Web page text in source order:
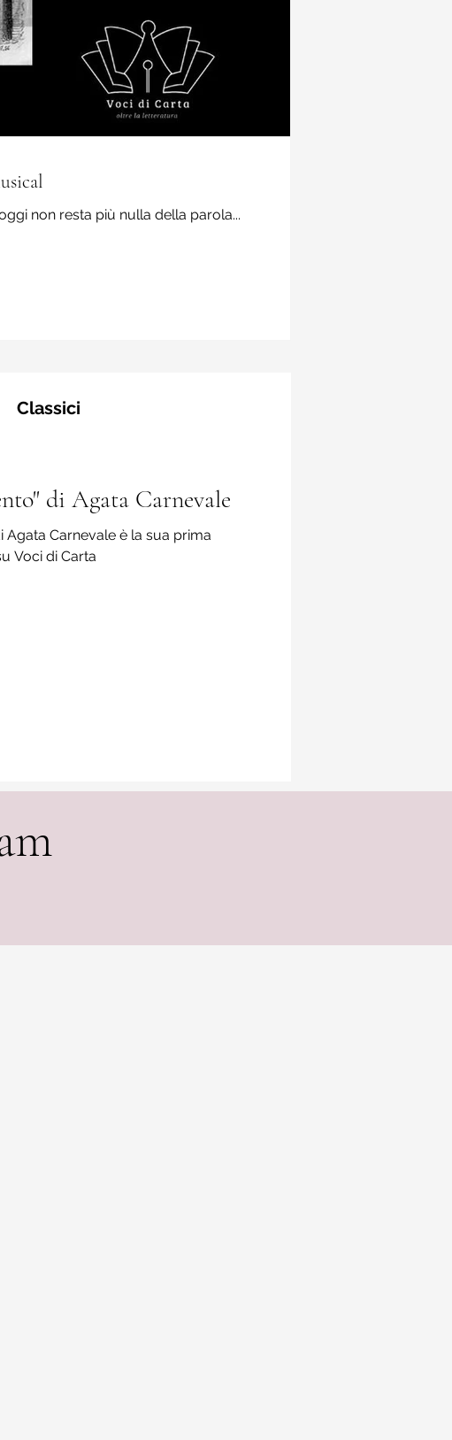
non resta più nulla della parola...
Classici
di Agata Carnevale
Agata Carnevale è la sua prima
Voci di Carta